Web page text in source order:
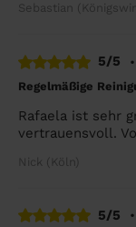
Sebastian
5/5 •
Regelmäßige
Rafaela ist sehr
vertrauensvoll.
Nick (Köln)
5/5 •